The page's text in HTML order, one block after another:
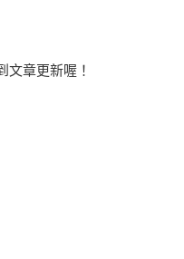
文章更新喔！